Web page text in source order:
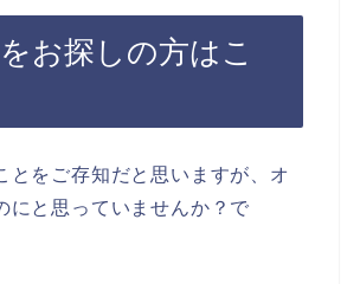
お探しの方はこ
とをご存知だと思いますが、オ
にと思っていませんか？で